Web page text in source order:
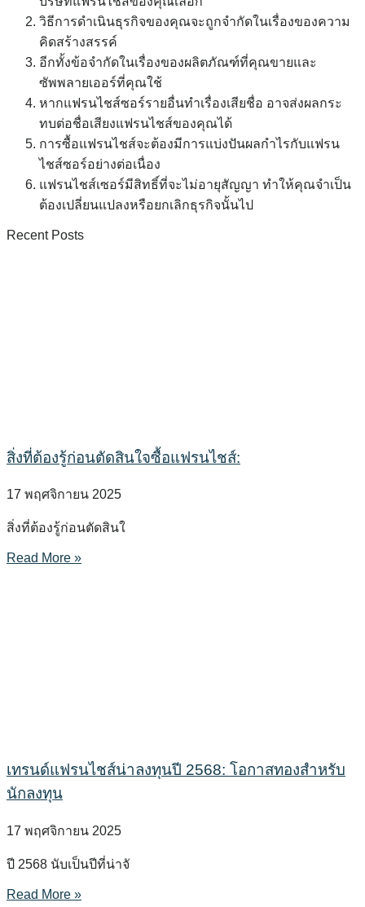
วิธีการดำเนินธุรกิจของคุณจะถูกจำกัดในเรื่องของความ
คิดสร้างสรรค์
อีกทั้งข้อจำกัดในเรื่องของผลิตภัณฑ์ที่คุณขายและ
ซัพพลายเออร์ที่คุณใช้
หากแฟรนไชส์ซอร์รายอื่นทำเรื่องเสียชื่อ อาจส่งผลกระ
ทบต่อชื่อเสียงแฟรนไชส์ของคุณได้
การซื้อแฟรนไชส์จะต้องมีการแบ่งปันผลกำไรกับแฟรน
ไชส์ซอร์อย่างต่อเนื่อง
แฟรนไชส์เซอร์มีสิทธิ์ที่จะไม่อายุสัญญา ทำให้คุณจำเป็น
ต้องเปลี่ยนแปลงหรือยกเลิกธุรกิจนั้นไป
Recent Posts
สิ่งที่ต้องรู้ก่อนตัดสินใจซื้อแฟรนไชส์:
17 พฤศจิกายน 2025
สิ่งที่ต้องรู้ก่อนตัดสินใ
Read More »
เทรนด์แฟรนไชส์น่าลงทุนปี 2568: โอกาสทองสำหรับ
นักลงทุน
17 พฤศจิกายน 2025
ปี 2568 นับเป็นปีที่น่าจั
Read More »